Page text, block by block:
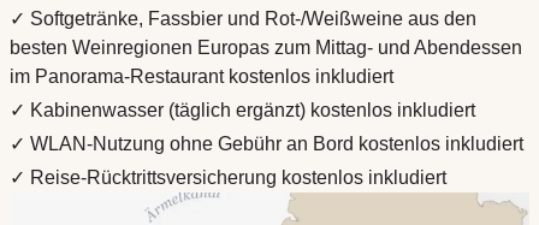
✓ Softgetränke, Fassbier und Rot-/Weißweine aus den
besten Weinregionen Europas zum Mittag- und Abendessen
im Panorama-Restaurant kostenlos inkludiert
✓ Kabinenwasser (täglich ergänzt) kostenlos inkludiert
✓ WLAN-Nutzung ohne Gebühr an Bord kostenlos inkludiert
✓ Reise-Rücktrittsversicherung kostenlos inkludiert